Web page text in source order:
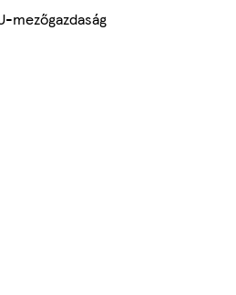
mezőgazdaság